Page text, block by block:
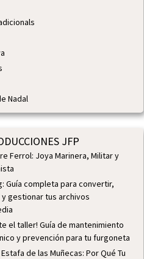
Nadal
JFP
Ferrol: Joya Marinera, Militar y
Guía completa para convertir,
gestionar tus archivos
el taller! Guía de mantenimiento
y prevención para tu furgoneta
Estafa de las Muñecas: Por Qué Tu